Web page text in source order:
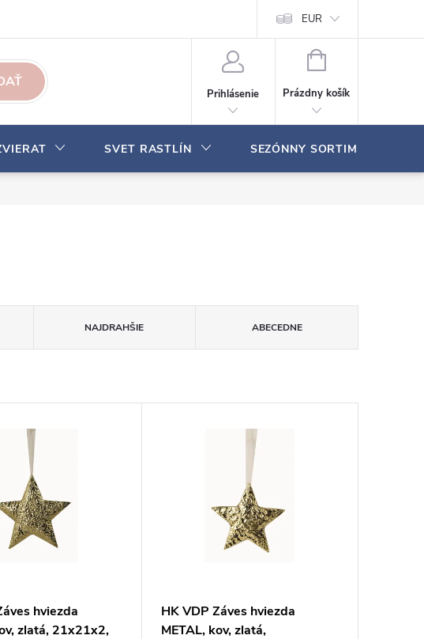
EUR
Prihlásenie
N
K
N
Prázdny košík
SVET RASTLÍN SEZÓNNY SORTIMENT
NAJDRAHŠIE ABECEDNE
hviezda
zlatá, 21x21x2,
HK VDP Záves hviezda
METAL, kov, zlatá,